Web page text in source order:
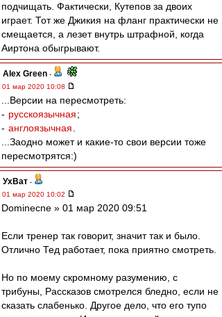
подчищать. Фактически, Кутепов за двоих
играет. Тот же Джикия на фланг практически не
смещается, а лезет внутрь штрафной, когда
Аиртона обыгрывают.
Alex Green -
01 мар 2020 10:08
...Версии на пересмотреть:
- русскоязычная;
- англоязычная
...Заодно может и какие-то свои версии тоже
пересмотрятся:)
УхВат -
01 мар 2020 10:02
Dominecne » 01 мар 2020 09:51
Если тренер так говорит, значит так и было.
Отлично Тед работает, пока приятно смотреть.
Но по моему скромному разумению, с
трибуны, Рассказов смотрелся бледно, если не
сказать слабенько. Другое дело, что его тупо